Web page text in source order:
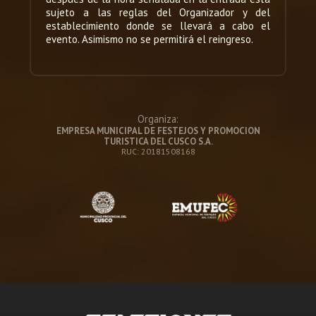
sujeto a las reglas del Organizador y del
establecimiento donde se llevará a cabo el
evento. Asimismo no se permitirá el reingreso.
Organiza:
EMPRESA MUNICIPAL DE FESTEJOS Y PROMOCION
TURISTICA DEL CUSCO S.A.
RUC: 20181508168